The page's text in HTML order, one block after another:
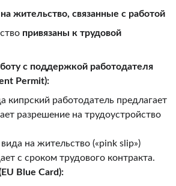
жительство, связанные с работой
привязаны к трудовой
с поддержкой работодателя
Permit):
кипрский работодатель предлагает
разрешение на трудоустройство
на жительство («pink slip»)
с сроком трудового контракта.
Blue Card):